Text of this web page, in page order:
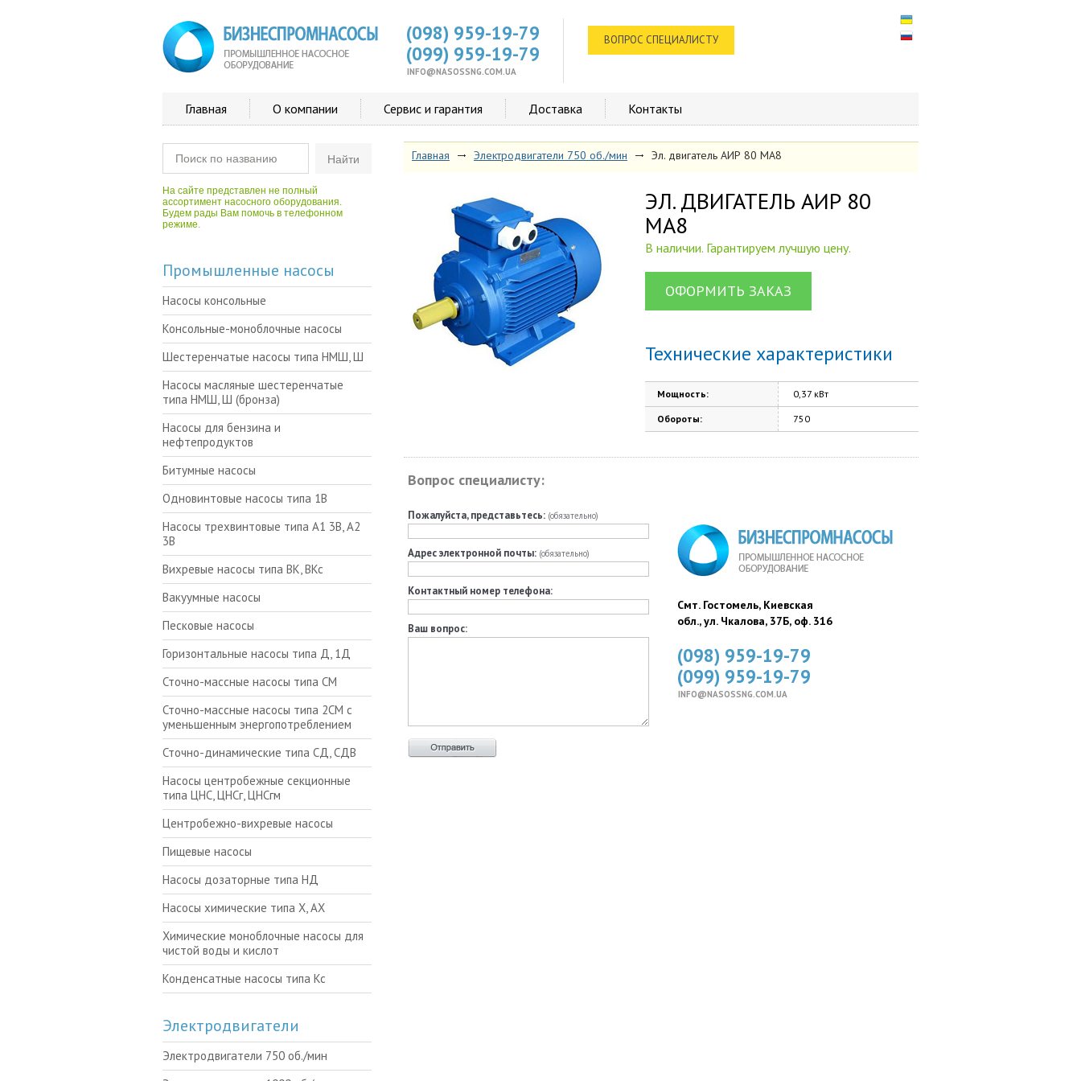
(098) 959-19-79
(099) 959-19-79
INFO@NASOSSNG.COM.UA
ВОПРОС СПЕЦИАЛИСТУ
Главная О компании Сервис и гарантия Доставка Контакты
Главная Электродвигатели 750 об./мин Эл. двигатель АИР 80 МА8
ЭЛ. ДВИГАТЕЛЬ АИР 80
МА8
В наличии. Гарантируем лучшую цену.
ОФОРМИТЬ ЗАКАЗ
Технические характеристики
Мощность: 0,37 кВт
Обороты: 750
Вопрос специалисту:
Пожалуйста, представьтесь: (обязательно)
Адрес электронной почты: (обязательно)
Контактный номер телефона:
Ваш вопрос:
Смт. Гостомель, Киевская
обл., ул. Чкалова, 37Б, оф. 316
(098) 959-19-79
(099) 959-19-79
INFO@NASOSSNG.COM.UA
На сайте представлен не полный
ассортимент насосного оборудования.
Будем рады Вам помочь в телефонном
режиме.
Промышленные насосы
Насосы консольные
Консольные-моноблочные насосы
Шестеренчатые насосы типа НМШ, Ш
Насосы масляные шестеренчатые
типа НМШ, Ш (бронза)
Насосы для бензина и
нефтепродуктов
Битумные насосы
Одновинтовые насосы типа 1В
Насосы трехвинтовые типа А1 3В, А2
3В
Вихревые насосы типа ВК, ВКс
Вакуумные насосы
Песковые насосы
Горизонтальные насосы типа Д, 1Д
Сточно-массные насосы типа СМ
Сточно-массные насосы типа 2СМ с
уменьшенным энергопотреблением
Сточно-динамические типа СД, СДВ
Насосы центробежные секционные
типа ЦНС, ЦНСг, ЦНСгм
Центробежно-вихревые насосы
Пищевые насосы
Насосы дозаторные типа НД
Насосы химические типа Х, АХ
Химические моноблочные насосы для
чистой воды и кислот
Конденсатные насосы типа Кс
Электродвигатели
Электродвигатели 750 об./мин